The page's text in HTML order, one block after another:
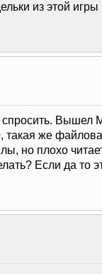
из этой игры
Вышел
такая же
но плохо
Если да то